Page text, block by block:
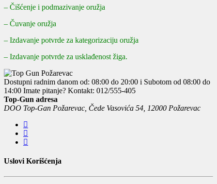
– Čišćenje i podmazivanje oružja
– Čuvanje oružja
– Izdavanje potvrde za kategorizaciju oružja
– Izdavanje potvrde za usklađenost žiga.
Dostupni radnim danom od: 08:00 do 20:00 i Subotom od 08:00 do
14:00 Imate pitanje? Kontakt: 012/555-405
Top-Gun adresa
DOO Top-Gan Požarevac, Čede Vasovića 54, 12000 Požarevac
Uslovi Korišćenja